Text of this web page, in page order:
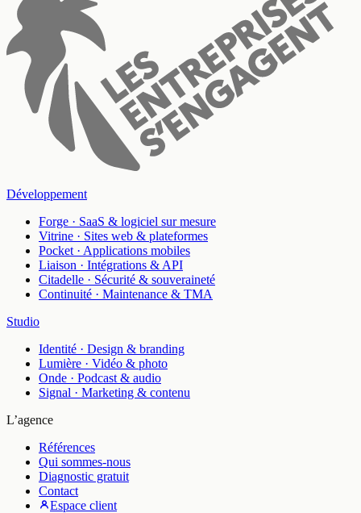
Développement
Forge · SaaS & logiciel sur mesure
Vitrine · Sites web & plateformes
Pocket · Applications mobiles
Liaison · Intégrations & API
Citadelle · Sécurité & souveraineté
Continuité · Maintenance & TMA
Studio
Identité · Design & branding
Lumière · Vidéo & photo
Onde · Podcast & audio
Signal · Marketing & contenu
L’agence
Références
Qui sommes-nous
Diagnostic gratuit
Contact
Espace client